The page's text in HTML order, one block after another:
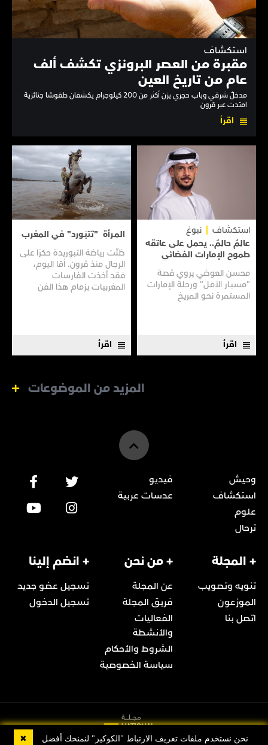
استكشاف
مقبرة من العصر البرونزي تكشف ألف
عام من تاريخ العين
مدخلٌ شرقي وباب حجري يزن أكثر من 200 كيلوجرام يكشفان طقوسًا جنائزية
امتدت عبر قرون
اقرأ
استكشاف
نبوغ
عالِمٌ حالِمٌ.. يحمل على عاتقه
طموح الإمارات الفضائي
محسن العوضي يروي قصـة
"مسبـار الأمـل" ورحلة الإمارات
المستمرة نحـو المريـخ
اقرأ
المـرأة "تَتبَـورد" في المغرب
ظلّت رياضة التبوريدة حكرًا على
الرجال منذ قرون. أمّا اليوم،
فقد أخذت الفارسات
المغربيات بزمام هذا الفن
اقرأ
المزيد من الموضوعات
وحيش
استكشاف
علوم
ترحال
فيديو
عدسات عربية
+ المجلة
تنويه وتصويب
الموزعون
اتصل بنا
+ من نحن
عن المجلة
فريق المجلة
الفعاليات
والأنشطة
الشروط والأحكام
سياسة الخصوصية
+ انضم إلينا
تسجيل عضو جديد
تسجيل الدخول
✖ نحن نستخدم ملفات تعريف الارتباط "الكوكيز" لنمنحك أفضل